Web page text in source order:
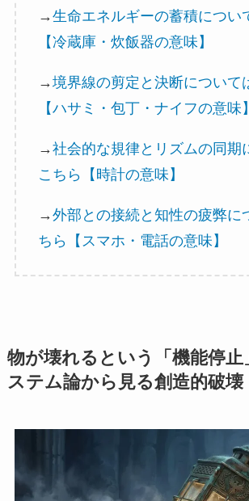
→生命エネルギーの蓄積につい
【冷蔵庫・炊飯器の意味】
→境界線の剪定と決断について
【ハサミ・包丁・ナイフの意味】
→社会的な規律とリズムの同期
こちら【時計の意味】
→外部との接続と知性の疲弊に
ちら【スマホ・電話の意味】
物が壊れるという「機能停止
ステム論から見る創造的破壊